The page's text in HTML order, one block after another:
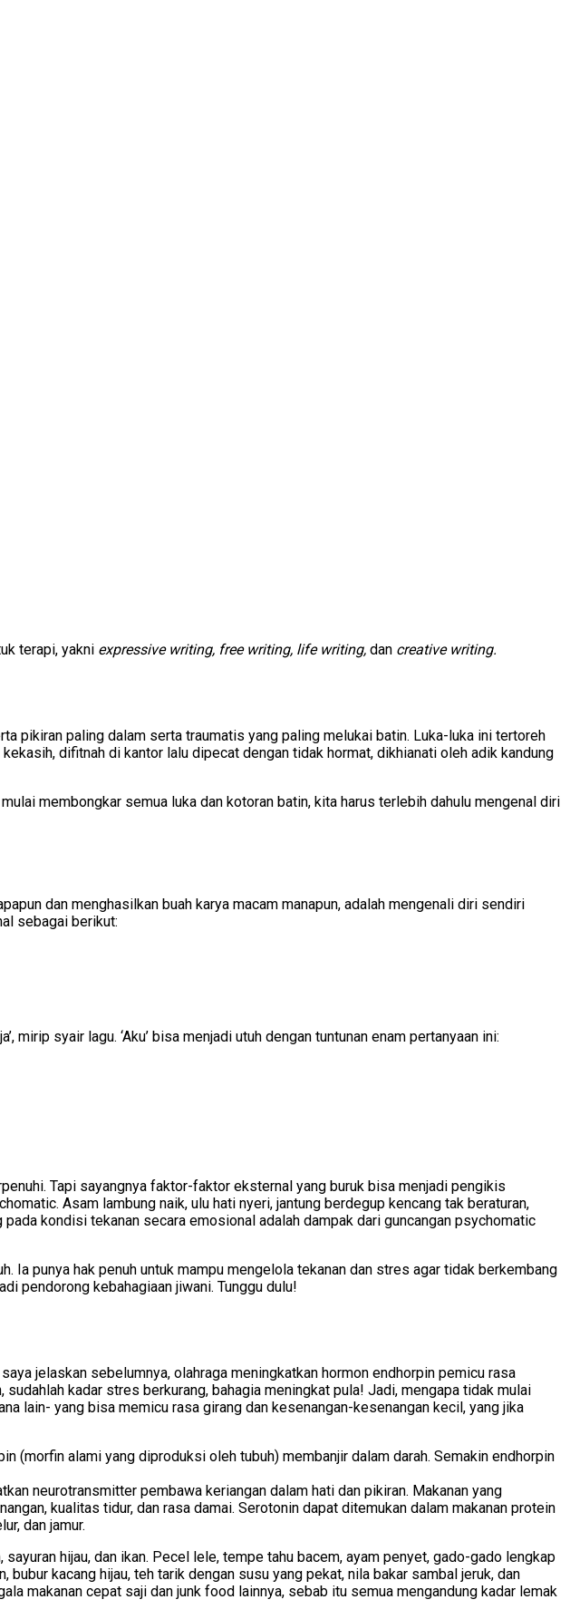
terapi, yakni expressive writing, free writing, life writing, dan creative writing.
pikiran paling dalam serta traumatis yang paling melukai batin. Luka-luka ini tertoreh
difitnah di kantor lalu dipecat dengan tidak hormat, dikhianati oleh adik kandung
membongkar semua luka dan kotoran batin, kita harus terlebih dahulu mengenal diri
dan menghasilkan buah karya macam manapun, adalah mengenali diri sendiri
sebagai berikut:
mirip syair lagu. ‘Aku’ bisa menjadi utuh dengan tuntunan enam pertanyaan ini:
Tapi sayangnya faktor-faktor eksternal yang buruk bisa menjadi pengikis
Asam lambung naik, ulu hati nyeri, jantung berdegup kencang tak beraturan,
kondisi tekanan secara emosional adalah dampak dari guncangan psychomatic
Ia punya hak penuh untuk mampu mengelola tekanan dan stres agar tidak berkembang
pendorong kebahagiaan jiwani. Tunggu dulu!
jelaskan sebelumnya, olahraga meningkatkan hormon endhorpin pemicu rasa
kadar stres berkurang, bahagia meningkat pula! Jadi, mengapa tidak mulai
lain- yang bisa memicu rasa girang dan kesenangan-kesenangan kecil, yang jika
(morfin alami yang diproduksi oleh tubuh) membanjir dalam darah. Semakin endhorpin
neurotransmitter pembawa keriangan dalam hati dan pikiran. Makanan yang
kualitas tidur, dan rasa damai. Serotonin dapat ditemukan dalam makanan protein
dan jamur.
hijau, dan ikan. Pecel lele, tempe tahu bacem, ayam penyet, gado-gado lengkap
kacang hijau, teh tarik dengan susu yang pekat, nila bakar sambal jeruk, dan
makanan cepat saji dan junk food lainnya, sebab itu semua mengandung kadar lemak